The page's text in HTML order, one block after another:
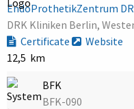
EndoProthetikZentrum
DRK Kliniken Berlin,
Certificate
Website
12,5 km
BFK
BFK-090